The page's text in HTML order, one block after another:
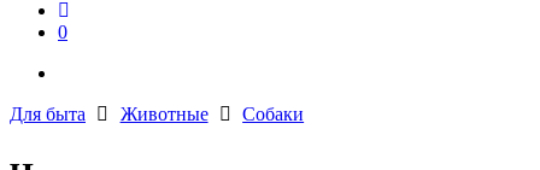
0
Для быта Животные Собаки